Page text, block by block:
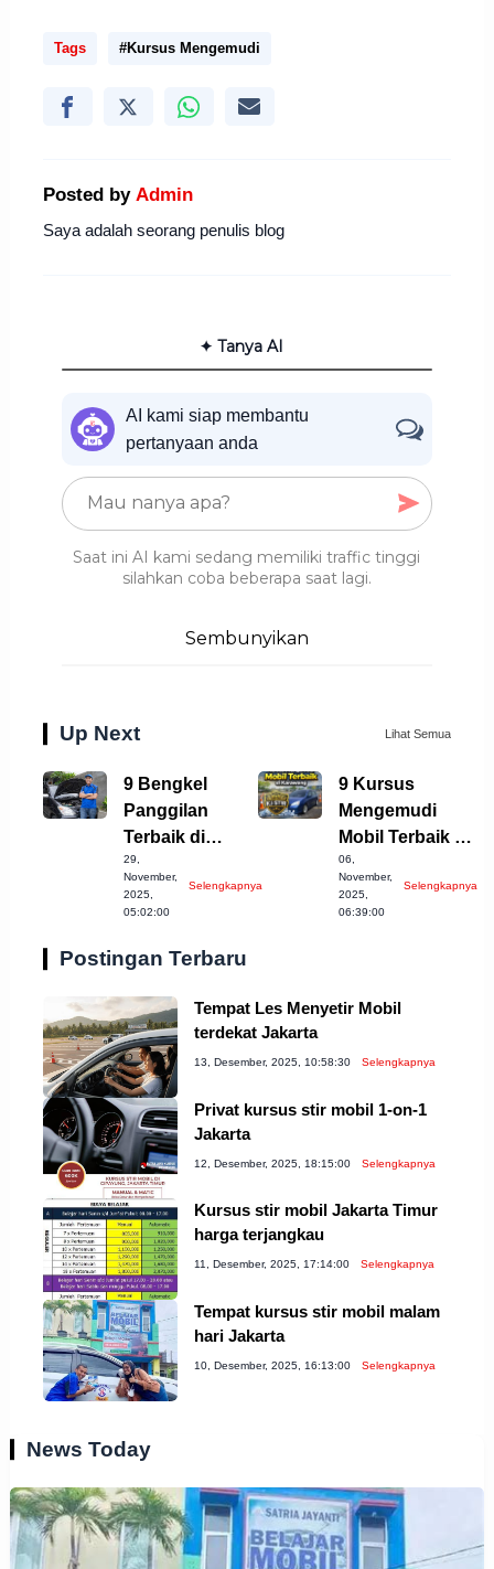
Tags #Kursus Mengemudi
Posted by Admin
Saya adalah seorang penulis blog
✦ Tanya AI
AI kami siap membantu
pertanyaan anda
Saat ini AI kami sedang memiliki traffic tinggi
silahkan coba beberapa saat lagi.
Sembunyikan
Up Next Lihat Semua
9 Bengkel
Panggilan
Terbaik di
Semarang yang
Harus
Diketahui!
29,
November,
2025,
05:02:00
Selengkapnya
9 Kursus
Mengemudi
Mobil Terbaik di
Karawang yang
Wajib Dicoba!
06,
November,
2025,
06:39:00
Selengkapnya
Postingan Terbaru
Tempat Les Menyetir Mobil
terdekat Jakarta
13, Desember, 2025, 10:58:30 Selengkapnya
Privat kursus stir mobil 1-on-1
Jakarta
12, Desember, 2025, 18:15:00 Selengkapnya
Kursus stir mobil Jakarta Timur
harga terjangkau
11, Desember, 2025, 17:14:00 Selengkapnya
Tempat kursus stir mobil malam
hari Jakarta
10, Desember, 2025, 16:13:00 Selengkapnya
News Today